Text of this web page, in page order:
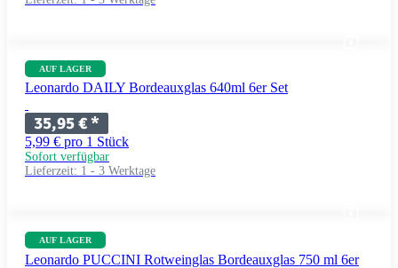
AUF LAGER
Leonardo DAILY Bordeauxglas 640ml 6er Set
35,95 €*
5,99 € pro 1 Stück
Sofort verfügbar
Lieferzeit: 1 - 3 Werktage
AUF LAGER
Leonardo PUCCINI Rotweinglas Bordeauxglas 750 ml 6er